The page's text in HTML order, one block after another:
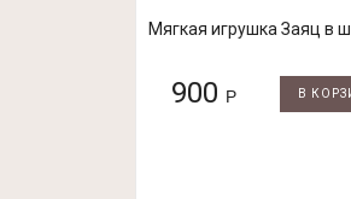
Мягкая игрушка Заяц в
900 Р В